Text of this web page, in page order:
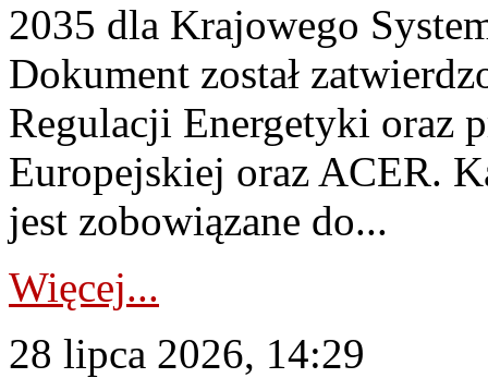
2035 dla Krajowego
Dokument został
Regulacji Energetyki oraz
Europejskiej oraz ACER.
jest zobowiązane do...
Więcej...
28 lipca 2026, 14:29